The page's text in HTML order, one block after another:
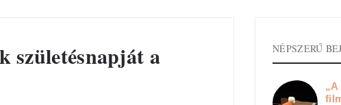
születésnapját a NÉPSZERŰ